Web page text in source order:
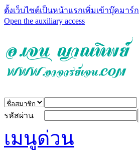
ตั้งเว็บไซต์เป็นหน้าแรกเพิ่มเข้าบุ๊คมาร์ก
Open the auxiliary access
รหัสผ่าน
เมนูด่วน